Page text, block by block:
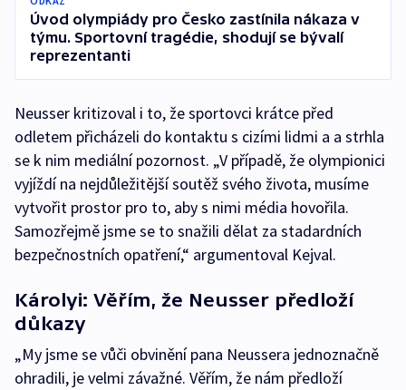
Úvod olympiády pro Česko zastínila nákaza v
týmu. Sportovní tragédie, shodují se bývalí
reprezentanti
Neusser kritizoval i to, že sportovci krátce před
odletem přicházeli do kontaktu s cizími lidmi a a strhla
se k nim mediální pozornost. „V případě, že olympionici
vyjíždí na nejdůležitější soutěž svého života, musíme
vytvořit prostor pro to, aby s nimi média hovořila.
Samozřejmě jsme se to snažili dělat za stadardních
bezpečnostních opatření,“ argumentoval Kejval.
Károlyi: Věřím, že Neusser předloží
důkazy
„My jsme se vůči obvinění pana Neussera jednoznačně
ohradili, je velmi závažné. Věřím, že nám předloží